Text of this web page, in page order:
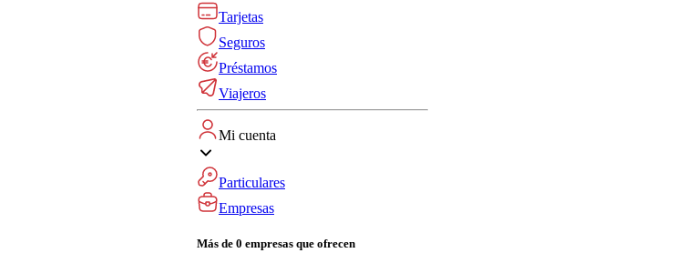
Tarjetas
Seguros
Préstamos
Viajeros
Mi cuenta
Particulares
Empresas
Más de 0 empresas que ofrecen